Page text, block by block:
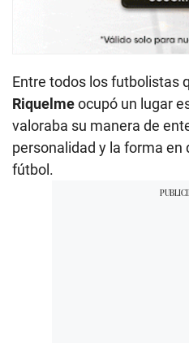
Entre todos los futbolistas
Riquelmeocupó un lugar
valoraba su manera de
personalidad y la forma en
fútbol.